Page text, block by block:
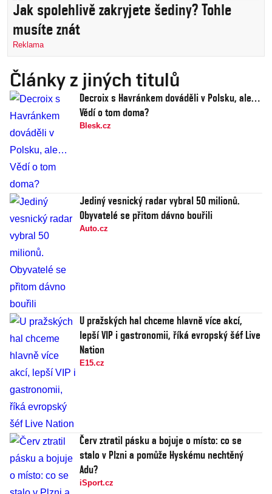
Jak spolehlivě zakryjete šediny? Tohle
musíte znát
Reklama
Články z jiných titulů
Decroix s Havránkem dováděli v Polsku, ale…
Vědí o tom doma?
Blesk.cz
Jediný vesnický radar vybral 50 milionů.
Obyvatelé se přitom dávno bouřili
Auto.cz
U pražských hal chceme hlavně více akcí,
lepší VIP i gastronomii, říká evropský šéf Live
Nation
E15.cz
Červ ztratil pásku a bojuje o místo: co se
stalo v Plzni a pomůže Hyskému nechtěný
Adu?
iSport.cz